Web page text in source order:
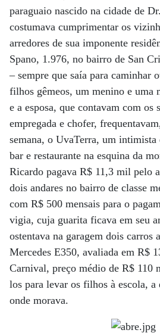
paraguaio nascido na cidade de
costumava cumprimentar os
arredores de sua imponente
Spano, 1.976, no bairro de San
– sempre que saía para caminhar
filhos gêmeos, um menino e uma
e a esposa, que contavam com os
empregada e chofer,
semana, o UvaTerra, um
bar e restaurante na esquina da
Ricardo pagava R$ 11,3 mil pelo
dois andares no bairro de classe
com R$ 500 mensais para o
vigia, cuja guarita ficava em seu
ostentava na garagem dois carros
Mercedes E350, avaliada em R$
Carnival, preço médio de R$ 110
los para levar os filhos à escola, a
onde morava.